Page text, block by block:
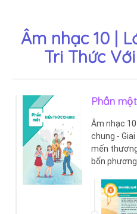
Âm nhạc 10 |
Tri Thức
Phần
Âm nhạc
chung -
mến
bốn phương.